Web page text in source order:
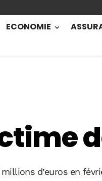
ECONOMIE
d’euros en